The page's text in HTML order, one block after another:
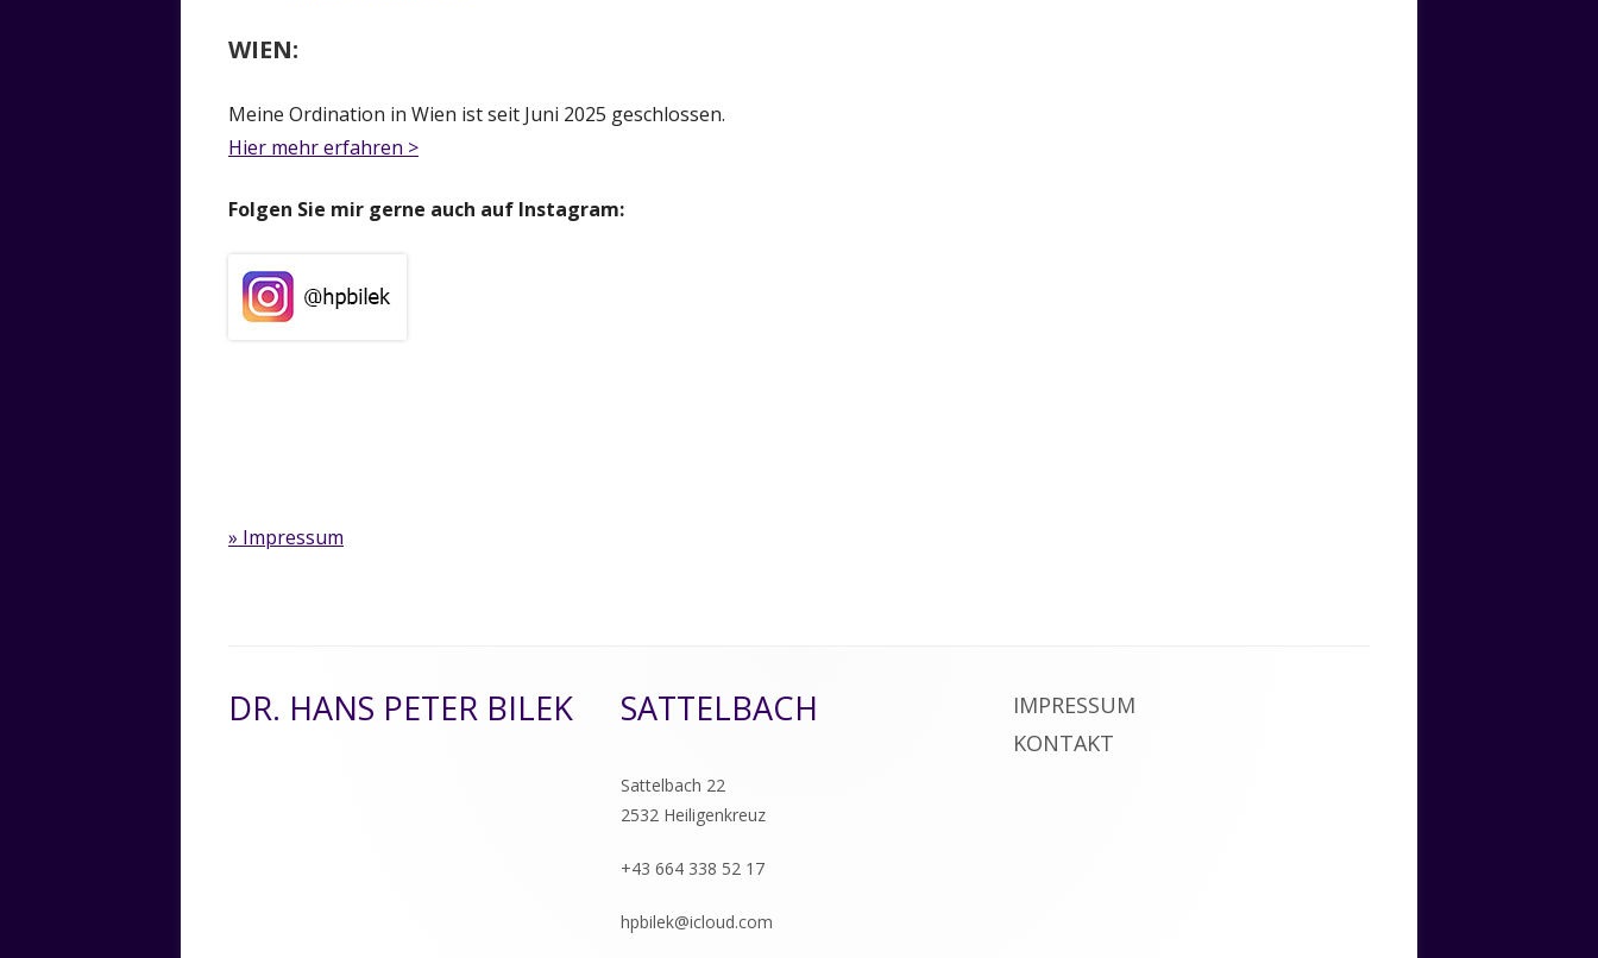
WIEN:
Meine Ordination in Wien ist seit Juni 2025 geschlossen.
Hier mehr erfahren >
Folgen Sie mir gerne auch auf Instagram:
» Impressum
Inhalt
DR. HANS PETER BILEK SATTELBACH
Sattelbach 22
2532 Heiligenkreuz
+43 664 338 52 17
hpbilek@icloud.com
IMPRESSUM
KONTAKT